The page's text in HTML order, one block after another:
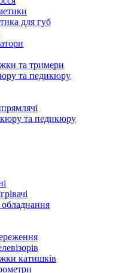
для губ
та тримери
та педикюру
та педикюру
катишків